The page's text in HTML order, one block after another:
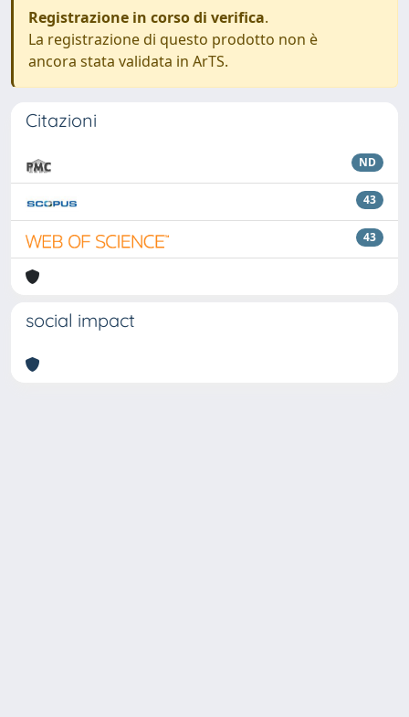
Registrazione in corso di verifica.
La registrazione di questo prodotto non è
ancora stata validata in ArTS.
Citazioni
ND
43
43
social impact